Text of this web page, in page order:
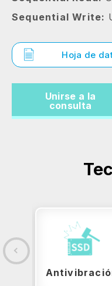
Sequential Write:
Hoja de
Unirse a la
consulta